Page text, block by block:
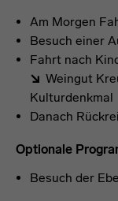
Am Morgen
Besuch einer
Fahrt nach
Weingut
Kulturdenkmal
Danach
Optionale
Besuch der